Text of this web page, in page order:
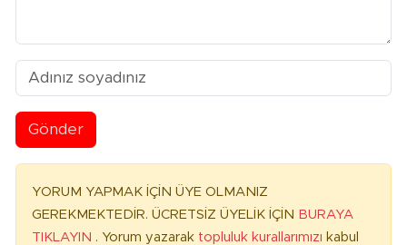
Gönder
YORUM YAPMAK İÇİN ÜYE OLMANIZ
GEREKMEKTEDİR. ÜCRETSİZ ÜYELİK İÇİN BURAYA
TIKLAYIN . Yorum yazarak topluluk kurallarımızı kabul